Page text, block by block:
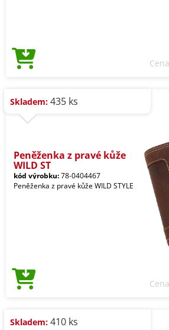
Skladem: 435 ks
Peněženka z pravé kůže
WILD ST
kód výrobku:78-0404467
Peněženka z pravé kůže WILD STYLE
Skladem: 410 ks